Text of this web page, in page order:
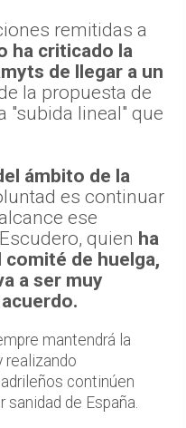
remitidas a
ha criticado la
de llegar a un
la propuesta de
"subida lineal" que
ámbito de la
es continuar
ese
quien ha
de huelga,
a ser muy
mantendrá la
realizando
continúen
de España.